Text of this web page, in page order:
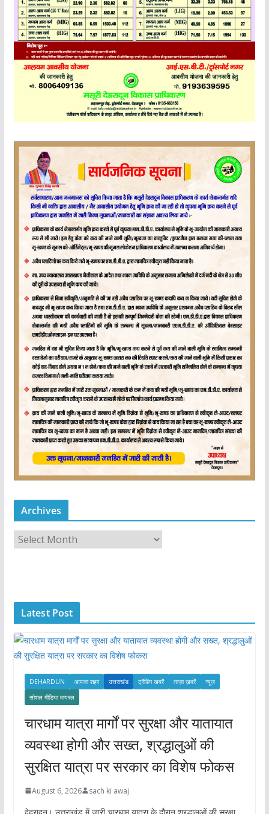
Archives
r
e
s
Latest Post
DEHARDUN आपका शहर उत्तराखंड ट्रेंडिंग खबरें ताज़ा ख़बरें
न्यूज़
सोशल मीडिया वायरल
चारधाम यात्रा मार्गों पर सुरक्षा और यातायात
व्यवस्था होगी और सख्त, श्रद्धालुओं की
सुरक्षित यात्रा पर सरकार का विशेष फोकस
August 6, 2026 sach ki awaj